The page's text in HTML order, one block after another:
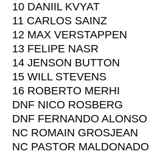
10 DANIIL KVYAT
11 CARLOS SAINZ
12 MAX VERSTAPPEN
13 FELIPE NASR
14 JENSON BUTTON
15 WILL STEVENS
16 ROBERTO MERHI
DNF NICO ROSBERG
DNF FERNANDO ALONSO
NC ROMAIN GROSJEAN
NC PASTOR MALDONADO